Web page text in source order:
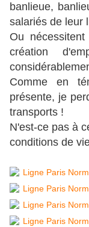
banlieue,
salariés de leur
Ou
création
Comme en
présente, je
transports !
N'est-ce pas à
conditions de